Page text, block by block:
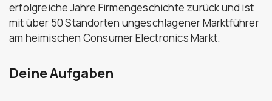
erfolgreiche Jahre Firmengeschichte zurück und ist
mit über 50 Standorten ungeschlagener Marktführer
am heimischen Consumer Electronics Markt.
Deine Aufgaben